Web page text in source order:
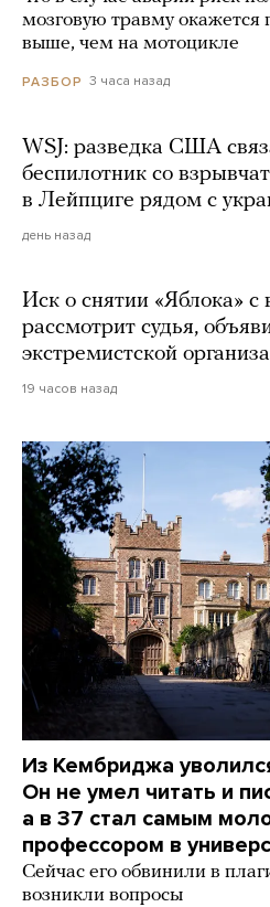
мозговую травму окажется
выше, чем на мотоцикле
РАЗБОР 3 часа назад
WSJ: разведка США
беспилотник со
в Лейпциге рядом с
день назад
Иск о снятии «Яблока» с
рассмотрит судья,
экстремистской
19 часов назад
Из Кембриджа
Он не умел читать и
а в 37 стал самым
профессором в
Сейчас его обвинили в
возникли вопросы